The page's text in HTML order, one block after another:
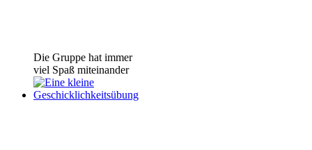
Die Gruppe hat immer
viel Spaß miteinander